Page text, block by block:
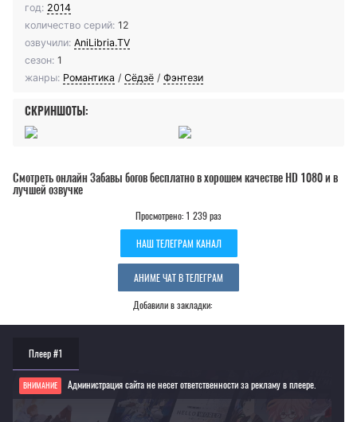
год: 2014
количество серий: 12
озвучили: AniLibria.TV
сезон: 1
жанры: Романтика / Сёдзё / Фэнтези
СКРИНШОТЫ:
Смотреть онлайн Забавы богов бесплатно в хорошем качестве HD 1080 и в
лучшей озвучке
Просмотрено: 1 239 раз
НАШ ТЕЛЕГРАМ КАНАЛ
АНИМЕ ЧАТ В ТЕЛЕГРАМ
Добавили в закладки:
Плеер #1
ВНИМАНИЕ Администрация сайта не несет ответственности за рекламу в плеере.
Если видео не работает, обновите страницу или выберите другой плеер!